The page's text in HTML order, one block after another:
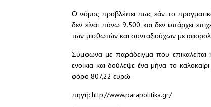
Ο νόμος προβλέπει πως εάν το
δεν είναι πάνω 9.500 και δεν υπάρχει
των μισθωτών και συνταξιούχων με
Σύμφωνα με παράδειγμα που
ενοίκια και δούλεψε ένα μήνα το
φόρο 807,22 ευρώ
πηγή: http://www.parapolitika.gr/